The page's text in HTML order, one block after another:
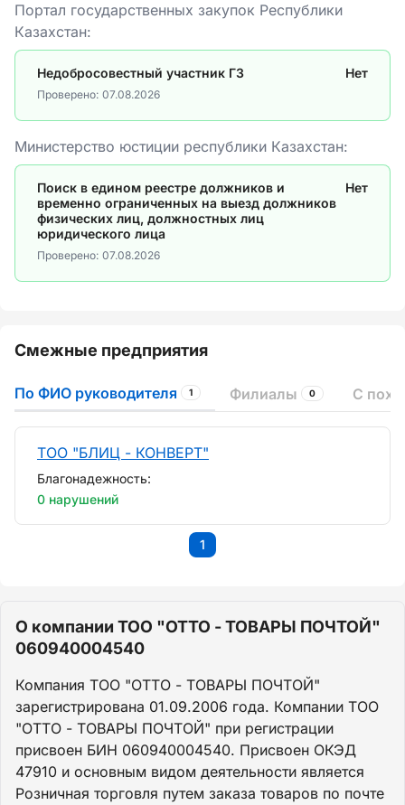
Портал государственных закупок Республики
Казахстан:
Недобросовестный участник ГЗ Нет
Проверено: 07.08.2026
Министерство юстиции республики Казахстан:
Поиск в едином реестре должников и
временно ограниченных на выезд должников
физических лиц, должностных лиц
юридического лица
Нет
Проверено: 07.08.2026
Смежные предприятия
По ФИО руководителя 1 Филиалы 0 С
ТОО "БЛИЦ - КОНВЕРТ"
Благонадежность:
0 нарушений
1
О компании ТОО "ОТТО - ТОВАРЫ ПОЧТОЙ"
060940004540
Компания ТОО "ОТТО - ТОВАРЫ ПОЧТОЙ"
зарегистрирована 01.09.2006 года. Компании ТОО
"ОТТО - ТОВАРЫ ПОЧТОЙ" при регистрации
присвоен БИН 060940004540. Присвоен ОКЭД
47910 и основным видом деятельности является
Розничная торговля путем заказа товаров по почте